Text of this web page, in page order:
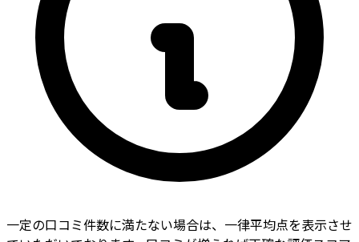
一定の口コミ件数に満たない場合は、一律平均点を表示させ